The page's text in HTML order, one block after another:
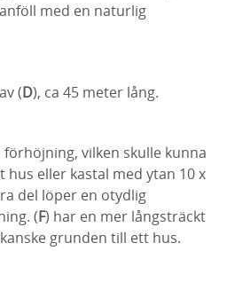
med en naturlig
(D), ca 45 meter lång.
vilken skulle kunna
eller kastal med ytan 10 x
del löper en otydlig
(F) har en mer långsträckt
grunden till ett hus.